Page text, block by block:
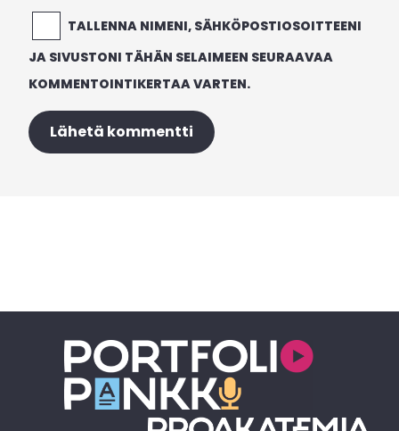
TALLENNA NIMENI, SÄHKÖPOSTIOSOITTEENI
JA SIVUSTONI TÄHÄN SELAIMEEN SEURAAVAA
KOMMENTOINTIKERTAA VARTEN.